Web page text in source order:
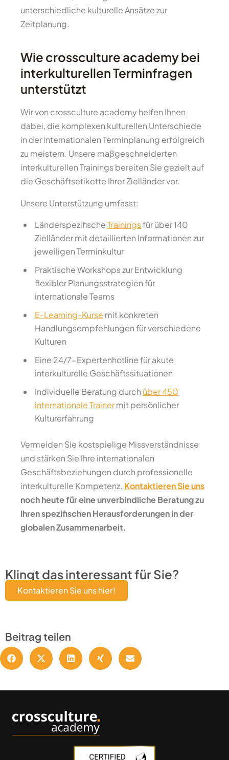
unterschiedliche kulturelle Ansätze zur
Zeitplanung.
Wie crossculture academy bei
interkulturellen Terminfragen
unterstützt
Wir von crossculture academy helfen Ihnen
dabei, die komplexen kulturellen Unterschiede
in der internationalen Terminplanung erfolgreich
zu meistern. Unsere maßgeschneiderten
interkulturellen Trainings bereiten Sie gezielt auf
die Geschäftsetikette Ihrer Zielländer vor.
Unsere Unterstützung umfasst:
LänderspezifischeTrainingsfür über 140
Zielländer mit detaillierten Informationen zur
jeweiligen Terminkultur
Praktische Workshops zur Entwicklung
flexibler Planungsstrategien für
internationale Teams
E-Learning-Kurse mit konkreten
Handlungsempfehlungen für verschiedene
Kulturen
Eine 24/7-Expertenhotline für akute
interkulturelle Geschäftssituationen
Individuelle Beratung durch über 450
internationale Trainermit persönlicher
Kulturerfahrung
Vermeiden Sie kostspielige Missverständnisse
und stärken Sie Ihre internationalen
Geschäftsbeziehungen durch professionelle
interkulturelle Kompetenz. Kontaktieren Sie uns
noch heute für eine unverbindliche Beratung zu
Ihren spezifischen Herausforderungen in der
globalen Zusammenarbeit.
Klingt das interessant für Sie?
Kontaktieren Sie uns hier!
Beitrag teilen